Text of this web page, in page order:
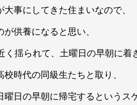
事にしてきた住まいなので、
供養になると思い、
揺られて、土曜日の早朝に着
時代の同級生たちと取り、
日の早朝に帰宅するというス